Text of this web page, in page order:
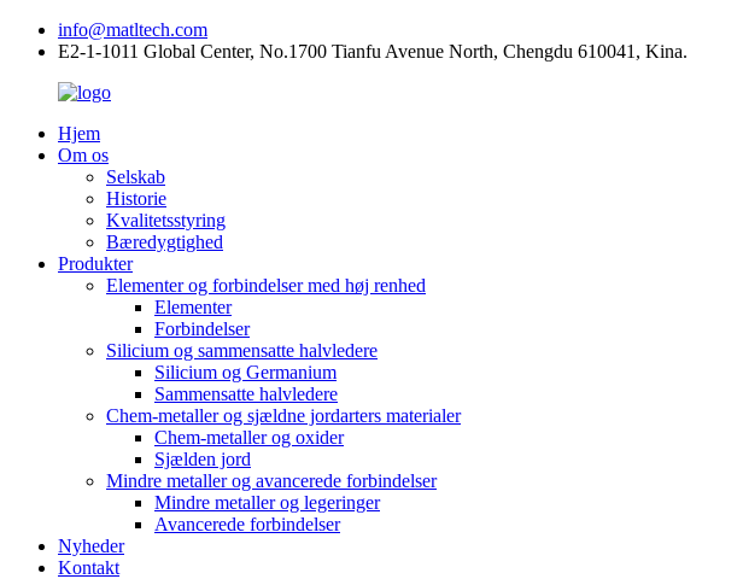
info@matltech.com
E2-1-1011 Global Center, No.1700 Tianfu Avenue North, Chengdu 610041, Kina.
Hjem
Om os
Selskab
Historie
Kvalitetsstyring
Bæredygtighed
Produkter
Elementer og forbindelser med høj renhed
Elementer
Forbindelser
Silicium og sammensatte halvledere
Silicium og Germanium
Sammensatte halvledere
Chem-metaller og sjældne jordarters materialer
Chem-metaller og oxider
Sjælden jord
Mindre metaller og avancerede forbindelser
Mindre metaller og legeringer
Avancerede forbindelser
Nyheder
Kontakt